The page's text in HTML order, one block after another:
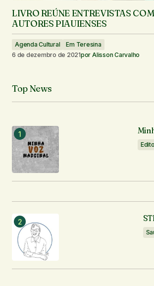
LIVRO REÚNE ENTREVISTAS
AUTORES PIAUIENSES
Agenda Cultural
Em Teresina
6 de dezembro de 2021por Alisson Carvalho
Top News